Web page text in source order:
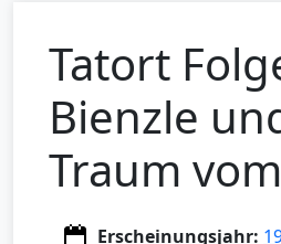
Tatort
Bienzle
Traum
Erscheinungsjahr: